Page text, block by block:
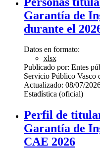
Garantía de
durante el
Datos en formato:
xlsx
Publicado por: Entes
Servicio Público Vasco
Actualizado: 08/07/
Estadística (oficial)
Perfil de
Garantía de
CAE 2026